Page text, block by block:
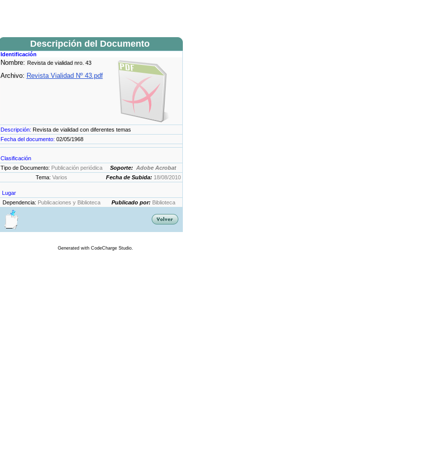
Descripción del Documento
Identificación
Nombre: Revista de vialidad nro. 43
Archivo: Revista Vialidad Nº 43.pdf
Descripción: Revista de vialidad con diferentes temas
Fecha del documento: 02/05/1968
Clasificación
Tipo de Documento: Publicación periódica Soporte: Adobe Acrobat
Tema: Varios Fecha de Subida: 18/08/2010
Lugar
Dependencia: Publicaciones y Biblioteca Publicado por: Biblioteca
Generated with CodeCharge Studio.